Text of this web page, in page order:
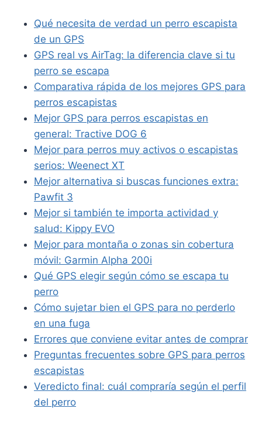
Qué necesita de verdad un perro escapista
de un GPS
GPS real vs AirTag: la diferencia clave si tu
perro se escapa
Comparativa rápida de los mejores GPS para
perros escapistas
Mejor GPS para perros escapistas en
general: Tractive DOG 6
Mejor para perros muy activos o escapistas
serios: Weenect XT
Mejor alternativa si buscas funciones extra:
Pawfit 3
Mejor si también te importa actividad y
salud: Kippy EVO
Mejor para montaña o zonas sin cobertura
móvil: Garmin Alpha 200i
Qué GPS elegir según cómo se escapa tu
perro
Cómo sujetar bien el GPS para no perderlo
en una fuga
Errores que conviene evitar antes de comprar
Preguntas frecuentes sobre GPS para perros
escapistas
Veredicto final: cuál compraría según el perfil
del perro